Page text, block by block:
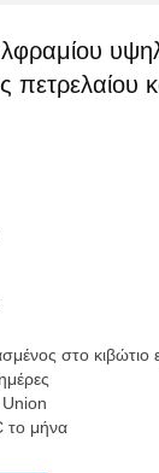
στο κιβώτιο
το μήνα